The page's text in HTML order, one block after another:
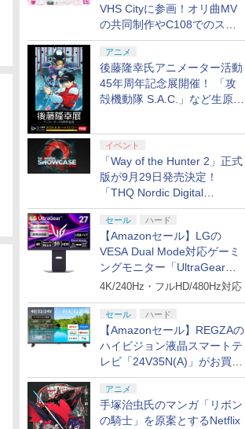
VHS Cityに参画！オリ曲MV
の共同制作やC108でのスペ
シャルコラボ広告を掲出
アニメ
後藤隆幸氏アニメーター活動
45年周年記念展開催！ 「攻
殻機動隊 S.A.C.」など生原
イベント
「Way of the Hunter 2」正式
版が9月29日発売決定！
「THQ Nordic Digital
Showcase 2026」まとめ
セール ハード
【Amazonセール】LGの
VESA Dual Mode対応ゲーミ
ングモニター「UltraGear
27G850A-B」がお買い得！
4K/240Hz・フルHD/480Hz対応
セール ハード
【Amazonセール】REGZAの
ハイビジョン液晶スマートテ
レビ「24V35N(A)」がお買い
得！
アニメ
手塚治虫氏のマンガ「リボン
の騎士」を原案とするNetflix